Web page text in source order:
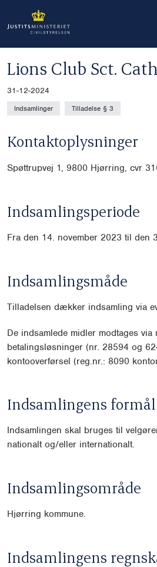
Lions Club Sct.
31-12-2024
Indsamlinger Tilladelse § 3
Kontaktoplysninger
Spøttrupvej 1, 9800 Hjørring, cvr
Indsamlingsperiode
Fra den 14. november 2023 til den
Indsamlingsmåde
Tilladelsen dækker indsamling via
De indsamlede midler modtages via
betalingsløsninger (nr. 28594 og
kontooverførsel (reg.nr.: 8090
Indsamlingens formål
Indsamlingen skal bruges til
nationalt og/eller internationalt.
Indsamlingsområde
Hjørring kommune.
Indsamlingens